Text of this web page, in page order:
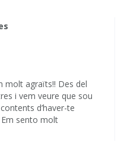
molt agraïts!! Des del
i vem veure que sou
d’haver-te
sento molt